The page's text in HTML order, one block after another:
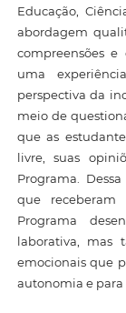
Educação,
abordagem
compreensões e
uma
perspectiva da
meio de
que as
livre, suas
Programa.
que receberam
Programa
laborativa, mas
emocionais que
autonomia e para